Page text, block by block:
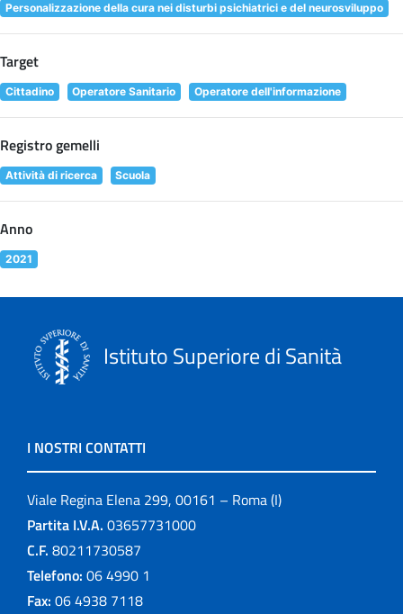
Personalizzazione della cura nei disturbi psichiatrici e del neurosviluppo
Target
Cittadino Operatore Sanitario Operatore dell'informazione
Registro gemelli
Attività di ricerca Scuola
Anno
2021
Istituto Superiore di Sanità
I NOSTRI CONTATTI
Viale Regina Elena 299, 00161 – Roma (I)
Partita I.V.A. 03657731000
C.F. 80211730587
Telefono: 06 4990 1
Fax: 06 4938 7118